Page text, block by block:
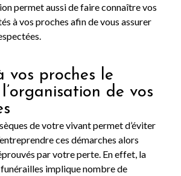
permet aussi de faire connaître vos
à vos proches afin de vous assurer
vos proches le
de vos
de votre vivant permet d’éviter
ces démarches alors
par votre perte. En effet, la
implique nombre de